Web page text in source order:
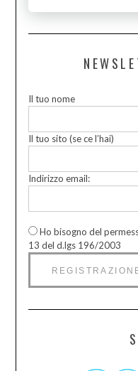
Il tuo nome
Il tuo sito (se ce l’hai)
Indirizzo email:
Ho bisogno del
13 del d.lgs 196/2003